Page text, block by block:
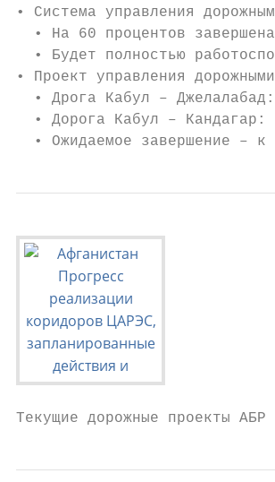
• Система управления
• На 60 процентов
• Будет полностью
• Проект управления
• Дрога Кабул –
• Дорога Кабул – Кандагар:
• Ожидаемое завершение – к
Текущие дорожные проекты АБР